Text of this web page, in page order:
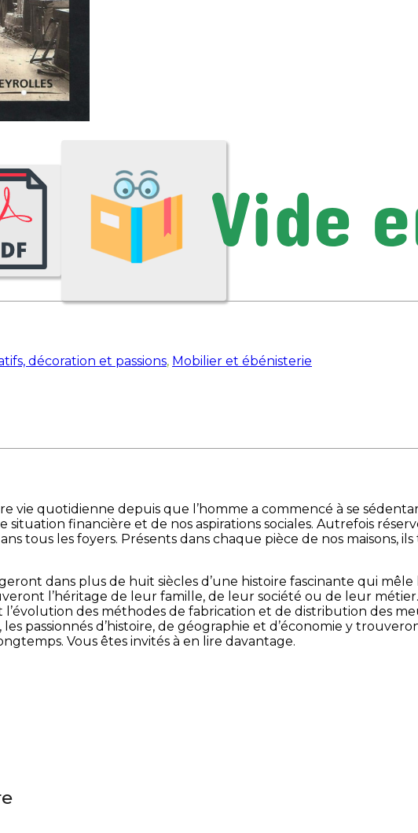
décoration et passions, Mobilier et ébénisterie
vie quotidienne depuis que l’homme a commencé à se
financière et de nos aspirations sociales. Autrefois
tous les foyers. Présents dans chaque pièce de nos
dans plus de huit siècles d’une histoire fascinante qui
l’héritage de leur famille, de leur société ou de leur
des méthodes de fabrication et de distribution des
passionnés d’histoire, de géographie et d’économie y
Vous êtes invités à en lire davantage.